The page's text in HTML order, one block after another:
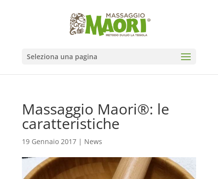
Seleziona una pagina
Massaggio Maori®: le
caratteristiche
19 Gennaio 2017| News